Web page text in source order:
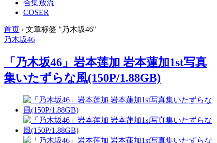
合集放流
COSER
首页 › 文章标签 "乃木坂46"
乃木坂46
「乃木坂46」岩本莲加 岩本蓮加1st写真
集いたずらな風(150P/1.88GB)